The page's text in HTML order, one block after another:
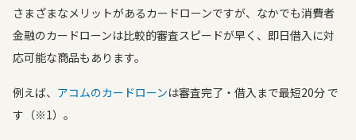
さまざまなメリットがあるカードローンですが、なかでも消費者
金融のカードローンは比較的審査スピードが早く、即日借入に対
応可能な商品もあります。
例えば、 アコムのカードローンは審査完了・借入まで最短20分 で
す（※1）。